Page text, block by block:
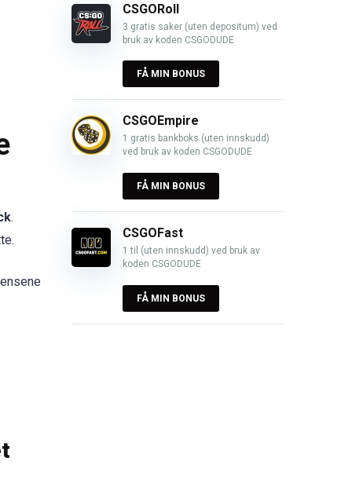
.
CSGORoll
3 gratis saker (uten depositum) ved
bruk av koden CSGODUDE
FÅ MIN BONUS
CSGOEmpire
1 gratis bankboks (uten innskudd)
ved bruk av koden CSGODUDE
FÅ MIN BONUS
CSGOFast
1 til (uten innskudd) ved bruk av
koden CSGODUDE
FÅ MIN BONUS